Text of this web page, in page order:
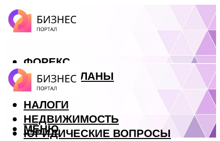
ФОРЕКС
БИЗНЕС ПЛАНЫ
КРЕДИТЫ
НАЛОГИ
НЕДВИЖИМОСТЬ
ЮРИДИЧЕСКИЕ ВОПРОСЫ
МЕНЮ